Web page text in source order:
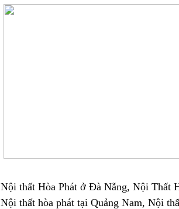
Nội thất Hòa Phát ở Đà Nẵng, Nội Thất
Nội thất hòa phát tại Quảng Nam, Nội